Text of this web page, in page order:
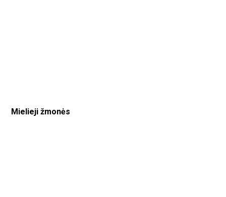
Mielieji žmonės